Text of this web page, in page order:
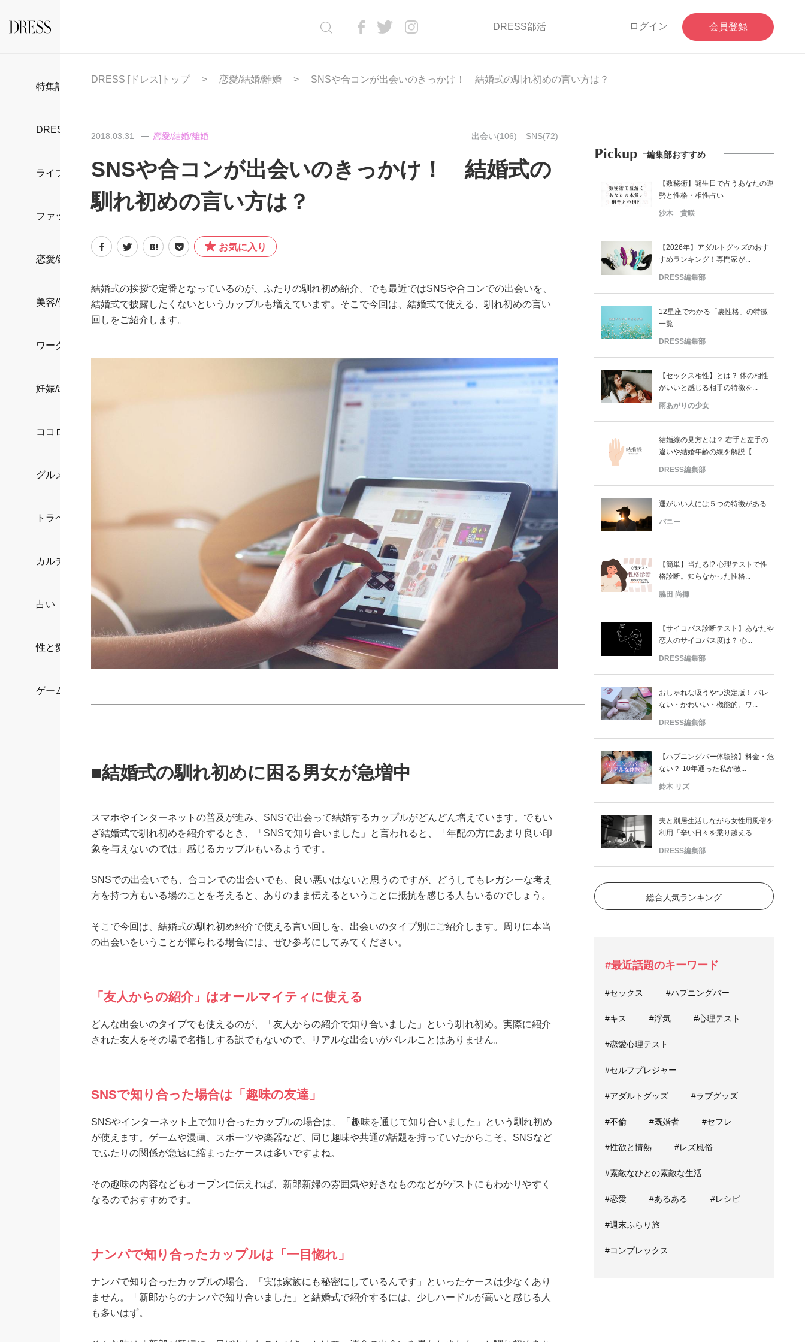
DRESS部活 ログイン 会員登録
特集記事
DRESS部活
ライフスタイル
ファッション
恋愛/結婚/離婚
美容/健康
ワークスタイル
妊娠/出産/家族
ココロ/カラダ
グルメ
トラベル
カルチャー/エンタメ
占い
性と愛
ゲーム
DRESS [ドレス]トップ 恋愛/結婚/離婚 SNSや合コンが出会いのきっかけ！ 結婚式の馴れ初めの言い方は？
2018.03.31 恋愛/結婚/離婚 出会い(106) SNS(72)
SNSや合コンが出会いのきっかけ！ 結婚式の
馴れ初めの言い方は？
お気に入り
結婚式の挨拶で定番となっているのが、ふたりの馴れ初め紹介。でも最近ではSNSや合コンでの出会いを、
結婚式で披露したくないというカップルも増えています。そこで今回は、結婚式で使える、馴れ初めの言い
回しをご紹介します。
■結婚式の馴れ初めに困る男女が急増中
スマホやインターネットの普及が進み、SNSで出会って結婚するカップルがどんどん増えています。でもい
ざ結婚式で馴れ初めを紹介するとき、「SNSで知り合いました」と言われると、「年配の方にあまり良い印
象を与えないのでは」感じるカップルもいるようです。
SNSでの出会いでも、合コンでの出会いでも、良い悪いはないと思うのですが、どうしてもレガシーな考え
方を持つ方もいる場のことを考えると、ありのまま伝えるということに抵抗を感じる人もいるのでしょう。
そこで今回は、結婚式の馴れ初め紹介で使える言い回しを、出会いのタイプ別にご紹介します。周りに本当
の出会いをいうことが憚られる場合には、ぜひ参考にしてみてください。
「友人からの紹介」はオールマイティに使える
どんな出会いのタイプでも使えるのが、「友人からの紹介で知り合いました」という馴れ初め。実際に紹介
された友人をその場で名指しする訳でもないので、リアルな出会いがバレルことはありません。
SNSで知り合った場合は「趣味の友達」
SNSやインターネット上で知り合ったカップルの場合は、「趣味を通じて知り合いました」という馴れ初め
が使えます。ゲームや漫画、スポーツや楽器など、同じ趣味や共通の話題を持っていたからこそ、SNSなど
でふたりの関係が急速に縮まったケースは多いですよね。
その趣味の内容などもオープンに伝えれば、新郎新婦の雰囲気や好きなものなどがゲストにもわかりやすく
なるのでおすすめです。
ナンパで知り合ったカップルは「一目惚れ」
ナンパで知り合ったカップルの場合、「実は家族にも秘密にしているんです」といったケースは少なくあり
ません。「新郎からのナンパで知り合いました」と結婚式で紹介するには、少しハードルが高いと感じる人
も多いはず。
Pickup 編集部おすすめ
【数秘術】誕生日で占うあなたの運
勢と性格・相性占い
沙木 貴咲
【2026年】アダルトグッズのおす
すめランキング！専門家が...
DRESS編集部
12星座でわかる「裏性格」の特徴
一覧
DRESS編集部
【セックス相性】とは？ 体の相性
がいいと感じる相手の特徴を...
雨あがりの少女
結婚線の見方とは？ 右手と左手の
違いや結婚年齢の線を解説【...
DRESS編集部
運がいい人には５つの特徴がある
バニー
【簡単】当たる!? 心理テストで性
格診断。知らなかった性格...
脇田 尚揮
【サイコパス診断テスト】あなたや
恋人のサイコパス度は？ 心...
DRESS編集部
おしゃれな吸うやつ決定版！ バレ
ない・かわいい・機能的。ワ...
DRESS編集部
【ハプニングバー体験談】料金・危
ない？ 10年通った私が教...
鈴木 リズ
夫と別居生活しながら女性用風俗を
利用「辛い日々を乗り越える...
DRESS編集部
総合人気ランキング
#最近話題のキーワード
#セックス #ハプニングバー
#キス #浮気 #心理テスト
#恋愛心理テスト
#セルフプレジャー
#アダルトグッズ #ラブグッズ
#不倫 #既婚者 #セフレ
#性欲と情熱 #レズ風俗
#素敵なひとの素敵な生活
#恋愛 #あるある #レシピ
#週末ふらり旅
#コンプレックス